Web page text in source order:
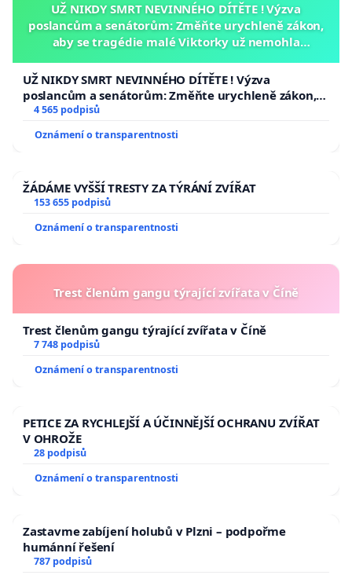
UŽ NIKDY SMRT NEVINNÉHO DÍTĚTE ! Výzva
poslancům a senátorům: Změňte urychleně zákon,
aby se tragédie malé Viktorky už nemohla
UŽ NIKDY SMRT NEVINNÉHO DÍTĚTE ! Výzva
poslancům a senátorům: Změňte urychleně zákon,
aby se tragédie malé Viktorky už nemohla opakovat!
4 565 podpisů
Oznámení o transparentnosti
ŽÁDÁME VYŠŠÍ TRESTY ZA TÝRÁNÍ ZVÍŘAT
153 655 podpisů
Oznámení o transparentnosti
Trest členům gangu týrající zvířata v Číně
Trest členům gangu týrající zvířata v Číně
7 748 podpisů
Oznámení o transparentnosti
PETICE ZA RYCHLEJŠÍ A ÚČINNĚJŠÍ OCHRANU ZVÍŘAT
V OHROŽE
28 podpisů
Oznámení o transparentnosti
Zastavme zabíjení holubů v Plzni – podpořme
humánní řešení
787 podpisů